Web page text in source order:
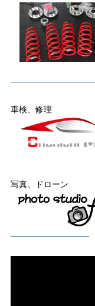
車検、修理
写真、ドローン